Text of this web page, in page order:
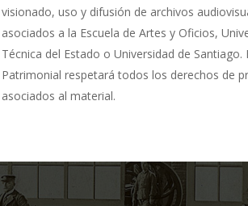
visionado, uso y difusión de archivos
asociados a la Escuela de Artes y Oficios,
Técnica del Estado o Universidad de Santiago.
Patrimonial respetará todos los derechos de
asociados al material.